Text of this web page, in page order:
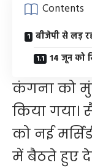
Contents
बीजेपी से लड़
14 जून को
कंगना को
किया
को नई
में बैठते हुए